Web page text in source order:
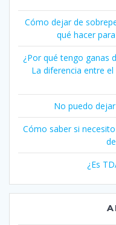
Cómo dejar de
qué hacer
¿Por qué tengo ganas
La diferencia entre
No puedo
Cómo saber si
¿Es